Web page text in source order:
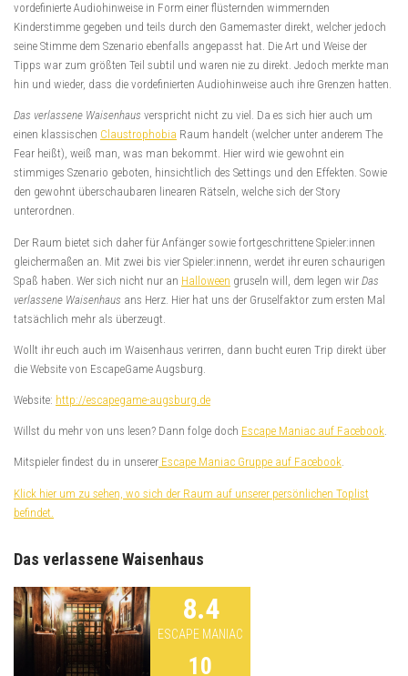
vordefinierte Audiohinweise in Form einer flüsternden wimmernden
Kinderstimme gegeben und teils durch den Gamemaster direkt, welcher jedoch
seine Stimme dem Szenario ebenfalls angepasst hat. Die Art und Weise der
Tipps war zum größten Teil subtil und waren nie zu direkt. Jedoch merkte man
hin und wieder, dass die vordefinierten Audiohinweise auch ihre Grenzen hatten.
Das verlassene Waisenhaus verspricht nicht zu viel. Da es sich hier auch um
einen klassischen Claustrophobia Raum handelt (welcher unter anderem The
Fear heißt), weiß man, was man bekommt. Hier wird wie gewohnt ein
stimmiges Szenario geboten, hinsichtlich des Settings und den Effekten. Sowie
den gewohnt überschaubaren linearen Rätseln, welche sich der Story
unterordnen.
Der Raum bietet sich daher für Anfänger sowie fortgeschrittene Spieler:innen
gleichermaßen an. Mit zwei bis vier Spieler:innenn, werdet ihr euren schaurigen
Spaß haben. Wer sich nicht nur an Halloween gruseln will, dem legen wir Das
verlassene Waisenhaus ans Herz. Hier hat uns der Gruselfaktor zum ersten Mal
tatsächlich mehr als überzeugt.
Wollt ihr euch auch im Waisenhaus verirren, dann bucht euren Trip direkt über
die Website von EscapeGame Augsburg.
Website: http://escapegame-augsburg.de
Willst du mehr von uns lesen? Dann folge doch Escape Maniac auf Facebook.
Mitspieler findest du in unserer Escape Maniac Gruppe auf Facebook.
Klick hier um zu sehen, wo sich der Raum auf unserer persönlichen Toplist
befindet.
Das verlassene Waisenhaus
8.4
ESCAPE MANIAC
10